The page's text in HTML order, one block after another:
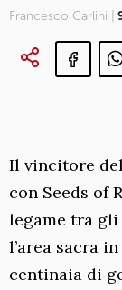
Francesco Carlini |
Il vincitore
con Seeds of
legame tra
l’area sacra
centinaia di